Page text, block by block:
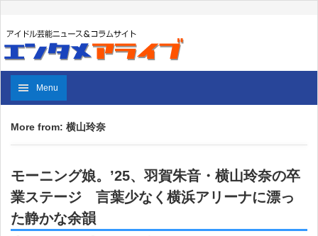
Menu
More from: 横山玲奈
モーニング娘。’25、羽賀朱音・横山玲奈の卒
業ステージ 言葉少なく横浜アリーナに漂っ
た静かな余韻